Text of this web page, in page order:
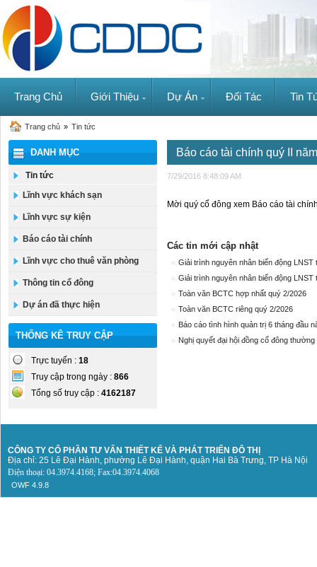
Trang Chủ Giới Thiệu Dự Án Đối Tác Tin
Trang chủ » Tin tức
DANH MỤC
Tin tức
Lĩnh vực khách sạn
Lĩnh vực sự kiện
Báo cáo tài chính
Lĩnh vực cho thuê văn phòng
Thông tin cổ đông
Dự án đã thực hiện
THỐNG KÊ TRUY CẬP
Trực tuyến : 18
Truy cập trong ngày : 866
Tổng số truy cập : 4162187
Báo cáo tài chính quý II
7/29/2016 8:48:09 AM
Mời quý cổ đông xem Báo cáo tài
Các tin mới cập nhật
Giải trình nguyên nhân biến động
Giải trình nguyên nhân biến động
Toàn văn BCTC hợp nhất quý 2/2026
Toàn văn BCTC riêng quý 2/2026
Báo cáo tình hình quản trị 6 tháng đầu
Nghị quyết đại hội đồng cổ đông thường
CÔNG TY CỔ PHẦN TƯ VẤN THIẾT KẾ VÀ PHÁT TRIỂN ĐÔ THỊ
Địa chỉ: 25 Lê Đại Hành, phường Lê Đại Hành, quận Hai Bà Trưng, TP Hà Nội
Điện thoại: 04.3974.4168; Fax:04.3974.4068
OWF 4.9.8